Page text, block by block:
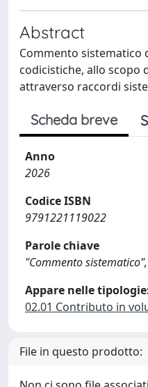
Abstract
Commento sistematico
codicistiche, allo scopo
attraverso raccordi
Scheda breve
Anno
2026
Codice ISBN
9791221119022
Parole chiave
"Commento
Appare nelle
02.01 Contributo in
File in questo prodotto: